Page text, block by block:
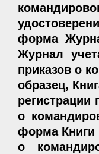
форма
Журнал
приказов о
образец,
регистрации
о
форма Книги
о